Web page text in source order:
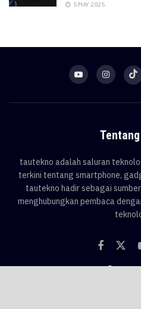
5 MAY 2025
tautekno adalah saluran
terkini tentang smartphone,
tautekno hadir sebagai
menghubungkan pembaca